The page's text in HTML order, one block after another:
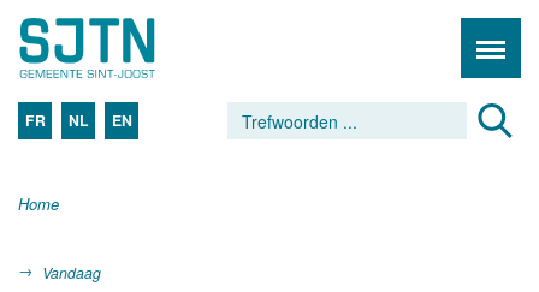
FR NL EN
Home
Vandaag